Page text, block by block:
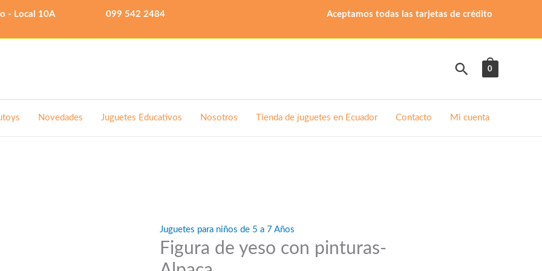
- Local 10A 099 542 2484 Aceptamos todas las tarjetas de crédito
Buscar
0
Novedades Juguetes Educativos Nosotros Tienda de juguetes en Ecuador Contacto Mi cuenta
Juguetes para niños de 5 a 7 Años
Figura de yeso con pinturas-